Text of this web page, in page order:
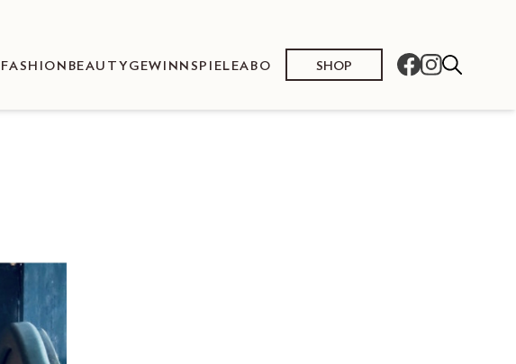
FASHION BEAUTY GEWINNSPIELEABO SHOP